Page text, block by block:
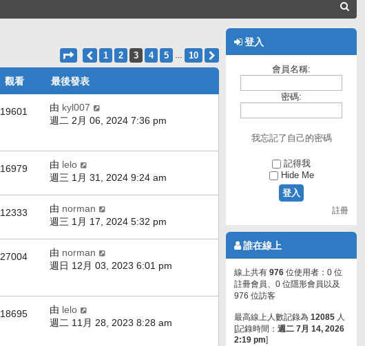
尋
3頁 (共10 頁)
上一頁
1 2 3 4 5 10 下一頁
觀看 最後發表
19601 由 kyl007
週二 2月 06, 2024 7:36 pm
16979 由 lelo
週三 1月 31, 2024 9:24 am
12333 由 norman
週三 1月 17, 2024 5:32 pm
27004 由 norman
週日 12月 03, 2023 6:01 pm
18695 由 lelo
週二 11月 28, 2023 8:28 am
登入
會員名稱:
密碼:
我忘記了自己的密碼
記得我
Hide Me
註冊
誰在線上
線上共有 976 位使用者：0 位
註冊會員、0 位隱形會員以及
976 位訪客
最高線上人數記錄為 12085 人
[記錄時間： 週二 7月 14, 2026
2:19 pm]